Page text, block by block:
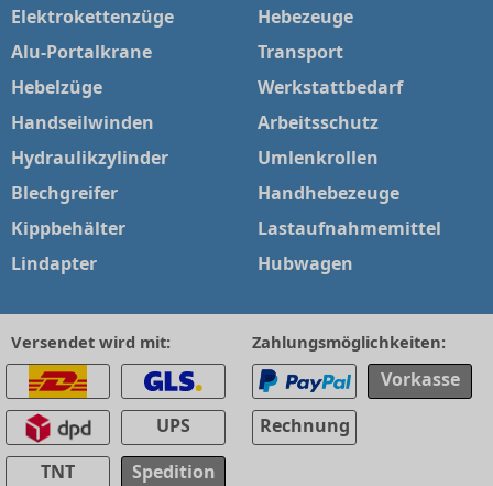
Elektrokettenzüge
Alu-Portalkrane
Hebelzüge
Handseilwinden
Hydraulikzylinder
Blechgreifer
Kippbehälter
Lindapter
Hebezeuge
Transport
Werkstattbedarf
Arbeitsschutz
Umlenkrollen
Handhebezeuge
Lastaufnahmemittel
Hubwagen
Versendet wird mit:
UPS
TNT
Spedition
Zahlungsmöglichkeiten:
Vorkasse
Rechnung